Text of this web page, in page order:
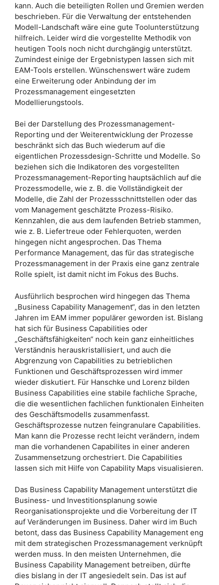
kann. Auch die beteiligten Rollen und Gremien werden
beschrieben. Für die Verwaltung der entstehenden
Modell-Landschaft wäre eine gute Toolunterstützung
hilfreich. Leider wird die vorgestellte Methodik von
heutigen Tools noch nicht durchgängig unterstützt.
Zumindest einige der Ergebnistypen lassen sich mit
EAM-Tools erstellen. Wünschenswert wäre zudem
eine Erweiterung oder Anbindung der im
Prozessmanagement eingesetzten
Modellierungstools.
Bei der Darstellung des Prozessmanagement-
Reporting und der Weiterentwicklung der Prozesse
beschränkt sich das Buch wiederum auf die
eigentlichen Prozessdesign-Schritte und Modelle. So
beziehen sich die Indikatoren des vorgestellten
Prozessmanagement-Reporting hauptsächlich auf die
Prozessmodelle, wie z. B. die Vollständigkeit der
Modelle, die Zahl der Prozessschnittstellen oder das
vom Management geschätzte Prozess-Risiko.
Kennzahlen, die aus dem laufenden Betrieb stammen,
wie z. B. Liefertreue oder Fehlerquoten, werden
hingegen nicht angesprochen. Das Thema
Performance Management, das für das strategische
Prozessmanagement in der Praxis eine ganz zentrale
Rolle spielt, ist damit nicht im Fokus des Buchs.
Ausführlich besprochen wird hingegen das Thema
„Business Capability Management“, das in den letzten
Jahren im EAM immer populärer geworden ist. Bislang
hat sich für Business Capabilities oder
„Geschäftsfähigkeiten“ noch kein ganz einheitliches
Verständnis herauskristallisiert, und auch die
Abgrenzung von Capabilities zu betrieblichen
Funktionen und Geschäftsprozessen wird immer
wieder diskutiert. Für Hanschke und Lorenz bilden
Business Capabilities eine stabile fachliche Sprache,
die die wesentlichen fachlichen funktionalen Einheiten
des Geschäftsmodells zusammenfasst.
Geschäftsprozesse nutzen feingranulare Capabilities.
Man kann die Prozesse recht leicht verändern, indem
man die vorhandenen Capabilites in einer anderen
Zusammensetzung orchestriert. Die Capabilities
lassen sich mit Hilfe von Capability Maps visualisieren.
Das Business Capability Management unterstützt die
Business- und Investitionsplanung sowie
Reorganisationsprojekte und die Vorbereitung der IT
auf Veränderungen im Business. Daher wird im Buch
betont, dass das Business Capability Management eng
mit dem strategischen Prozessmanagement verknüpft
werden muss. In den meisten Unternehmen, die
Business Capability Management betreiben, dürfte
dies bislang in der IT angesiedelt sein. Das ist auf